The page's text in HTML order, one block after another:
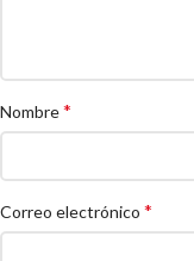
Nombre*
Correo electrónico *